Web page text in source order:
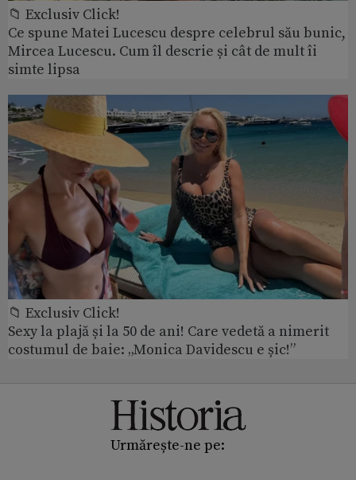
📁 Exclusiv Click!
Ce spune Matei Lucescu despre celebrul său bunic,
Mircea Lucescu. Cum îl descrie și cât de mult îi
simte lipsa
📁 Exclusiv Click!
Sexy la plajă și la 50 de ani! Care vedetă a nimerit
costumul de baie: „Monica Davidescu e șic!”
Urmărește-ne pe: